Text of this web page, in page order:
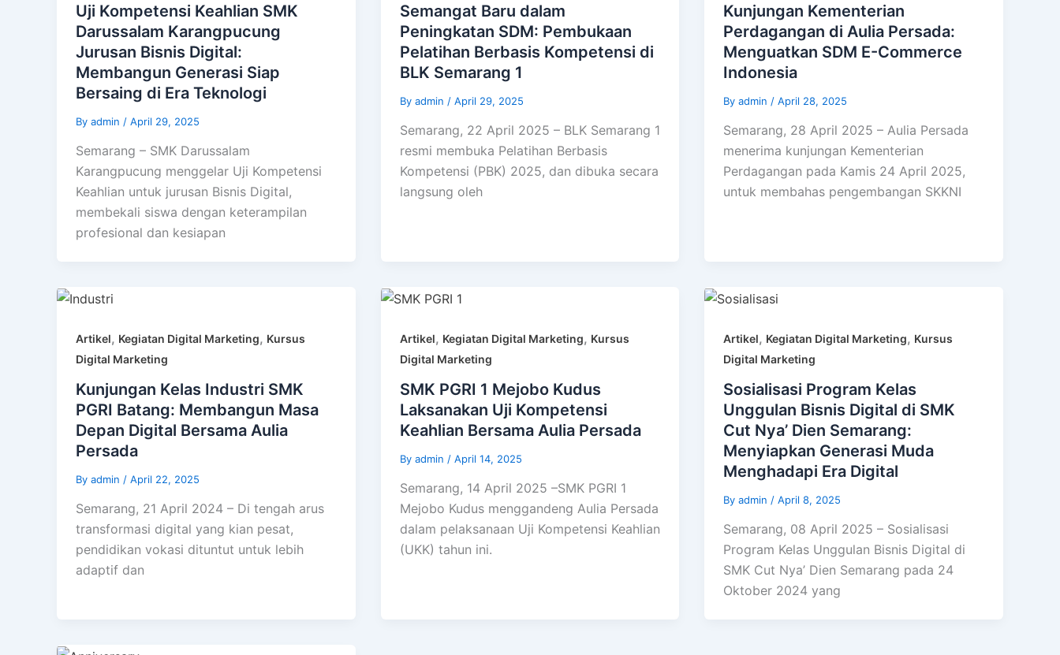
Uji Kompetensi Keahlian SMK
Darussalam Karangpucung
Jurusan Bisnis Digital:
Membangun Generasi Siap
Bersaing di Era Teknologi
By admin / April 29, 2025
Semarang – SMK Darussalam
Karangpucung menggelar Uji Kompetensi
Keahlian untuk jurusan Bisnis Digital,
membekali siswa dengan keterampilan
profesional dan kesiapan
Semangat Baru dalam
Peningkatan SDM: Pembukaan
Pelatihan Berbasis Kompetensi di
BLK Semarang 1
By admin / April 29, 2025
Semarang, 22 April 2025 – BLK Semarang 1
resmi membuka Pelatihan Berbasis
Kompetensi (PBK) 2025, dan dibuka secara
langsung oleh
Kunjungan Kementerian
Perdagangan di Aulia Persada:
Menguatkan SDM E-Commerce
Indonesia
Byadmin /April 28, 2025
Semarang, 28 April 2025 – Aulia Persada
menerima kunjungan Kementerian
Perdagangan pada Kamis 24 April 2025,
untuk membahas pengembangan SKKNI
Artikel, Kegiatan Digital Marketing, Kursus
Digital Marketing
Kunjungan Kelas Industri SMK
PGRI Batang: Membangun Masa
Depan Digital Bersama Aulia
Persada
By admin / April 22, 2025
Semarang, 21 April 2024 – Di tengah arus
transformasi digital yang kian pesat,
pendidikan vokasi dituntut untuk lebih
adaptif dan
Artikel, Kegiatan Digital Marketing, Kursus
Digital Marketing
SMK PGRI 1 Mejobo Kudus
Laksanakan Uji Kompetensi
Keahlian Bersama Aulia Persada
By admin / April 14, 2025
Semarang, 14 April 2025 –SMK PGRI 1
Mejobo Kudus menggandeng Aulia Persada
dalam pelaksanaan Uji Kompetensi Keahlian
(UKK) tahun ini.
Artikel, Kegiatan Digital Marketing, Kursus
Digital Marketing
Sosialisasi Program Kelas
Unggulan Bisnis Digital di SMK
Cut Nya’ Dien Semarang:
Menyiapkan Generasi Muda
Menghadapi Era Digital
Byadmin /April 8, 2025
Semarang, 08 April 2025 – Sosialisasi
Program Kelas Unggulan Bisnis Digital di
SMK Cut Nya’ Dien Semarang pada 24
Oktober 2024 yang